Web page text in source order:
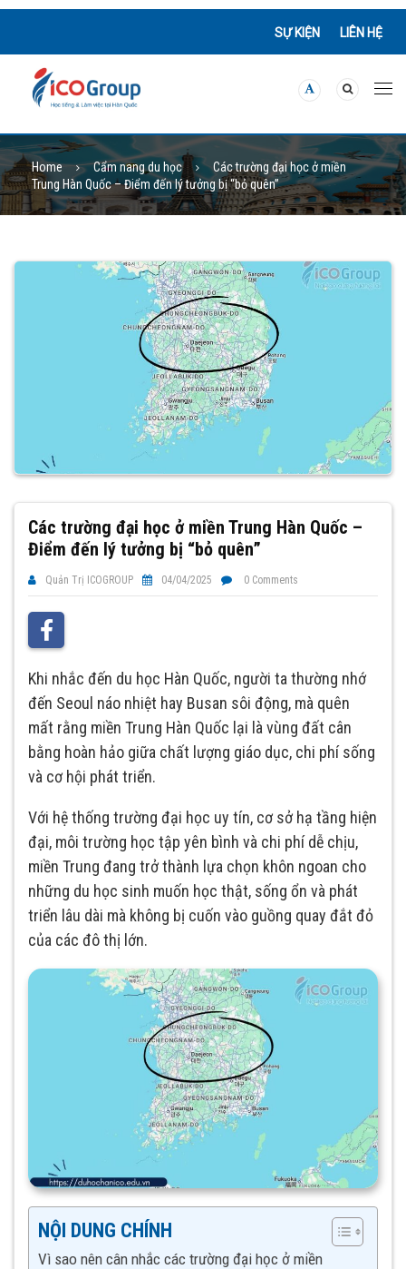
SỰ KIỆN LIÊN HỆ
Home Cẩm nang du học
Các trường đại học ở miền
Trung Hàn Quốc – Điểm đến lý tưởng bị “bỏ quên”
Các trường đại học ở miền Trung Hàn Quốc –
Điểm đến lý tưởng bị “bỏ quên”
Quản Trị ICOGROUP 04/04/2025 0 Comments
Khi nhắc đến du học Hàn Quốc, người ta thường nhớ
đến Seoul náo nhiệt hay Busan sôi động, mà quên
mất rằng miền Trung Hàn Quốc lại là vùng đất cân
bằng hoàn hảo giữa chất lượng giáo dục, chi phí sống
và cơ hội phát triển.
Với hệ thống trường đại học uy tín, cơ sở hạ tầng hiện
đại, môi trường học tập yên bình và chi phí dễ chịu,
miền Trung đang trở thành lựa chọn khôn ngoan cho
những du học sinh muốn học thật, sống ổn và phát
triển lâu dài mà không bị cuốn vào guồng quay đắt đỏ
của các đô thị lớn.
NỘI DUNG CHÍNH
Vì sao nên cân nhắc các trường đại học ở miền